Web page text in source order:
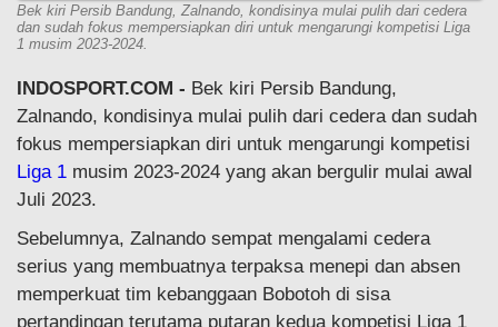
Bek kiri Persib Bandung, Zalnando, kondisinya mulai pulih dari cedera
dan sudah fokus mempersiapkan diri untuk mengarungi kompetisi Liga
1 musim 2023-2024.
INDOSPORT.COM - Bek kiri Persib Bandung,
Zalnando, kondisinya mulai pulih dari cedera dan sudah
fokus mempersiapkan diri untuk mengarungi kompetisi
Liga 1 musim 2023-2024 yang akan bergulir mulai awal
Juli 2023.
Sebelumnya, Zalnando sempat mengalami cedera
serius yang membuatnya terpaksa menepi dan absen
memperkuat tim kebanggaan Bobotoh di sisa
pertandingan terutama putaran kedua kompetisi Liga 1